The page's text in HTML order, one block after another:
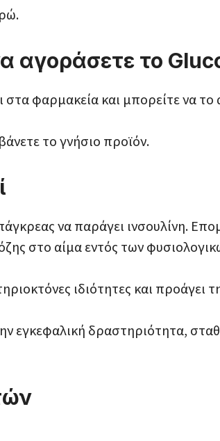
αγοράσετε το
στα φαρμακεία και μπορείτε να
το γνήσιο προϊόν.
να παράγει ινσουλίνη.
στο αίμα εντός των
ιδιότητες και προάγει
εγκεφαλική δραστηριότητα,